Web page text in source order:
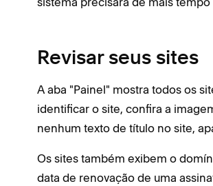
Revisar seus sites
A aba "Painel" mostra todos os
identificar o site, confira a
nenhum texto de título no site,
Os sites também exibem o
data de renovação de uma